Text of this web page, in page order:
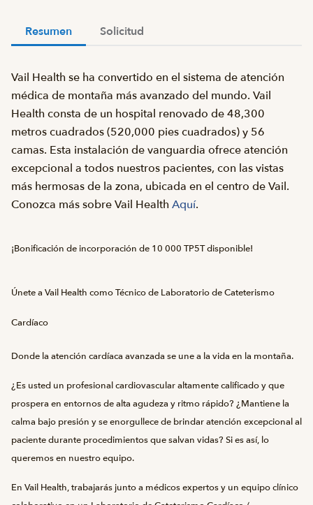
Resumen Solicitud
Vail Health se ha convertido en el sistema de atención
médica de montaña más avanzado del mundo. Vail
Health consta de un hospital renovado de 48,300
metros cuadrados (520,000 pies cuadrados) y 56
camas. Esta instalación de vanguardia ofrece atención
excepcional a todos nuestros pacientes, con las vistas
más hermosas de la zona, ubicada en el centro de Vail.
Conozca más sobre Vail Health Aquí.
¡Bonificación de incorporación de 10 000 TP5T disponible!
Únete a Vail Health como Técnico de Laboratorio de Cateterismo
Cardíaco
Donde la atención cardíaca avanzada se une a la vida en la montaña.
¿Es usted un profesional cardiovascular altamente calificado y que
prospera en entornos de alta agudeza y ritmo rápido? ¿Mantiene la
calma bajo presión y se enorgullece de brindar atención excepcional al
paciente durante procedimientos que salvan vidas? Si es así, lo
queremos en nuestro equipo.
En Vail Health, trabajarás junto a médicos expertos y un equipo clínico